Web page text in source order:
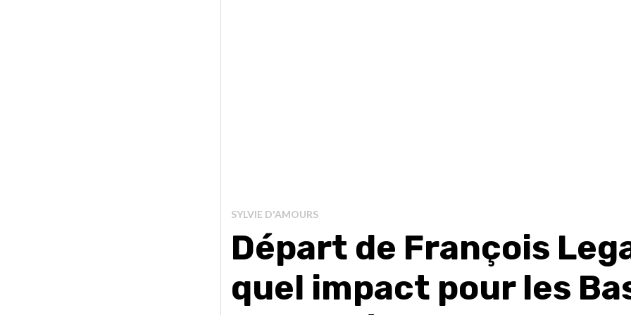
SYLVIE D'AMOURS
Départ de François
quel impact pour les